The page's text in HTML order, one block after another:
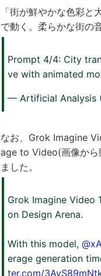
「街が鮮やかな色彩
で動く。柔らかな街の
Prompt 4/4: City
ve with animated
— Artificial Analysis
なお、Grok Imagine
age to Video(画像から
ました。
Grok Imagine Video
on Design Arena.
With this model,
erage generation
ter.com/